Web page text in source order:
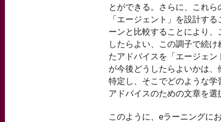
とができる。さらに、これ
「エージェント」を設計す
ーンと比較することにより
したらよい、この調子で続
たアドバイスを「エージェ
が今後どうしたらよいかは
特定し、そこでどのような
アドバイスのための文章を
このように、eラーニングに